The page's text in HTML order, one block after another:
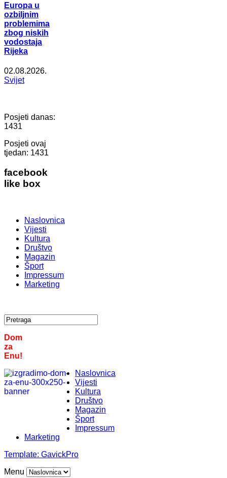
Europa u
ozbiljnim
problemima
zbog niskih
vodostaja
Rijeka
02.08.2026.
Svijet
Posjeti danas:
1431
Posjeti ovaj
tjedan: 1431
facebook
like box
Naslovnica
Vijesti
Kultura
Društvo
Magazin
Šport
Impressum
Marketing
Dom
za
Enu!
Naslovnica
Vijesti
Kultura
Društvo
Magazin
Šport
Impressum
Marketing
Template: GavickPro
Menu